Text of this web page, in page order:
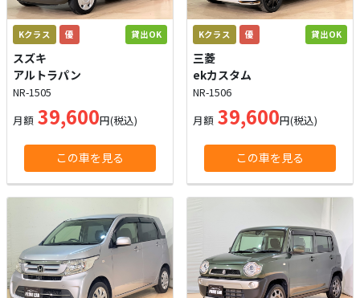
Kクラス 優 貸出OK
スズキ
アルトラパン
NR-1505
月額 39,600円(税込)
この車を見る
Kクラス 優 貸出OK
三菱
ekカスタム
NR-1506
月額 39,600円(税込)
この車を見る